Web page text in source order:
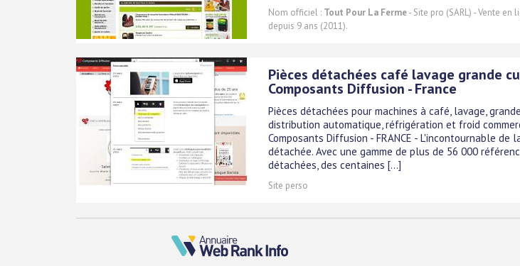
Nom officiel : Tout Pour La Ferme- Site pro (SARL) - Vente en
depuis 9 ans (2011).
Pièces détachées café lavage grande
Composants Diffusion - France
Pièces détachées pour machines à café, lavage,
distribution automatique, réfrigération et froid
Composants Diffusion - FRANCE - L'incontournable de
détachée. Avec une gamme de plus de 56 000
détachées, des centaines [...]
Site perso